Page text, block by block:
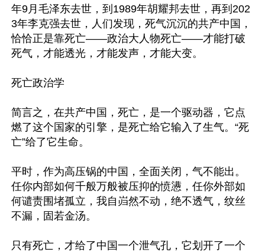
年9月毛泽东去世，到1989年胡耀邦去世，再到202
3年李克强去世，人们发现，死气沉沉的共产中国，
恰恰正是靠死亡——政治大人物死亡——才能打破
死气，才能透光，才能发声，才能大变。
死亡政治学
简言之，在共产中国，死亡，是一个驱动器，它点
燃了这个国家的引擎，是死亡给它输入了生气。“死
亡”给了它生命。
平时，作为高压锅的中国，全面关闭，气不能出。
任你内部如何千般万般被压抑的愤懑，任你外部如
何谴责围堵孤立，我自岿然不动，绝不透气，纹丝
不漏，固若金汤。
只有死亡，才给了中国一个泄气孔，它划开了一个